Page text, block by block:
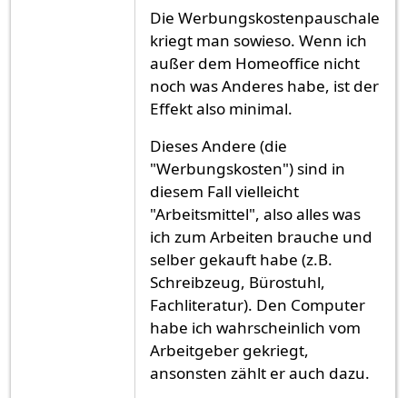
Die Werbungskostenpauschale
kriegt man sowieso. Wenn ich
außer dem Homeoffice nicht
noch was Anderes habe, ist der
Effekt also minimal.
Dieses Andere (die
"Werbungskosten") sind in
diesem Fall vielleicht
"Arbeitsmittel", also alles was
ich zum Arbeiten brauche und
selber gekauft habe (z.B.
Schreibzeug, Bürostuhl,
Fachliteratur). Den Computer
habe ich wahrscheinlich vom
Arbeitgeber gekriegt,
ansonsten zählt er auch dazu.